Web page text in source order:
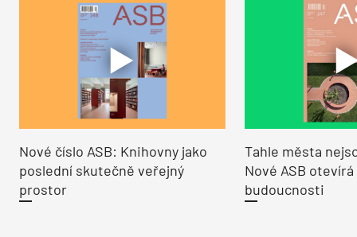
Nové číslo ASB: Knihovny jako
poslední skutečně veřejný
prostor
Tahle města
Nové ASB
budoucnosti